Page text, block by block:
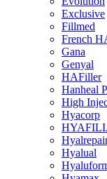
Exclusive
Fillmed
French
Gana
Genyal
HAFiller
Hanheal
High
Hyacorp
Hyalual